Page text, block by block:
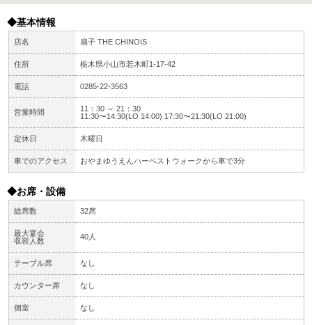
◆基本情報
店名 扇子 THE CHINOIS
住所 栃木県小山市若木町1-17-42
電話 0285-22-3563
営業時間
11：30 ～ 21：30
11:30〜14:30(LO 14:00) 17:30〜21:30(LO 21:00)
定休日 木曜日
車でのアクセス おやまゆうえんハーベストウォークから車で3分
◆お席・設備
総席数 32席
最大宴会
収容人数
40人
テーブル席 なし
カウンター席 なし
個室 なし